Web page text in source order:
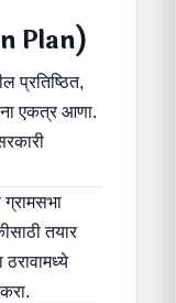
Plan)
प्रतिष्ठित,
एकत्र आणा.
ग्रामसभा
तयार